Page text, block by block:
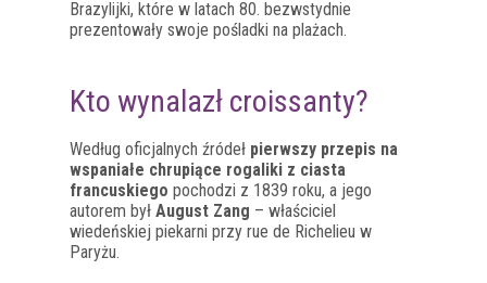
Brazylijki, które w latach 80. bezwstydnie
prezentowały swoje pośladki na plażach.
Kto wynalazł croissanty?
Według oficjalnych źródeł pierwszy przepis na
wspaniałe chrupiące rogaliki z ciasta
francuskiego pochodzi z 1839 roku, a jego
autorem był August Zang – właściciel
wiedeńskiej piekarni przy rue de Richelieu w
Paryżu.